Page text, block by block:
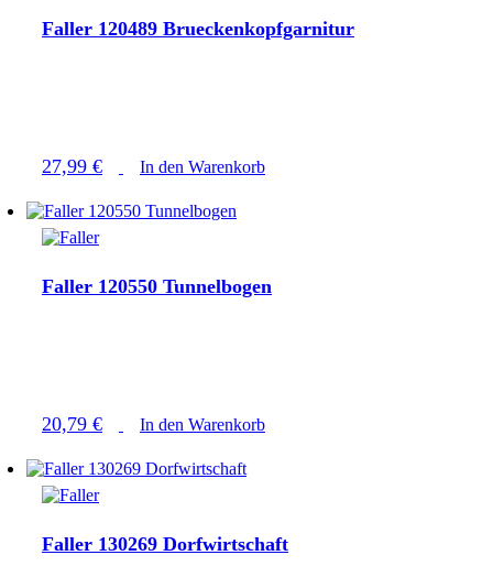
Faller 120489 Brueckenkopfgarnitur
27,99 € In den Warenkorb
Faller 120550 Tunnelbogen
20,79 € In den Warenkorb
Faller 130269 Dorfwirtschaft